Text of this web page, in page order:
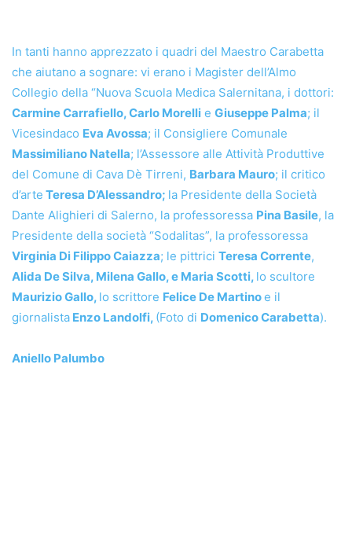
In tanti hanno apprezzato i quadri del Maestro Carabetta
che aiutano a sognare: vi erano i Magister dell’Almo
Collegio della “Nuova Scuola Medica Salernitana, i dottori:
Carmine Carrafiello, Carlo Morelli e Giuseppe Palma; il
Vicesindaco Eva Avossa; il Consigliere Comunale
Massimiliano Natella; l’Assessore alle Attività Produttive
del Comune di Cava Dè Tirreni, Barbara Mauro; il critico
d’arte Teresa D’Alessandro; la Presidente della Società
Dante Alighieri di Salerno, la professoressa Pina Basile, la
Presidente della società “Sodalitas”, la professoressa
Virginia Di Filippo Caiazza; le pittrici Teresa Corrente,
Alida De Silva, Milena Gallo, e Maria Scotti, lo scultore
Maurizio Gallo, lo scrittore Felice De Martinoe il
giornalista Enzo Landolfi, (Foto di Domenico Carabetta).
Aniello Palumbo